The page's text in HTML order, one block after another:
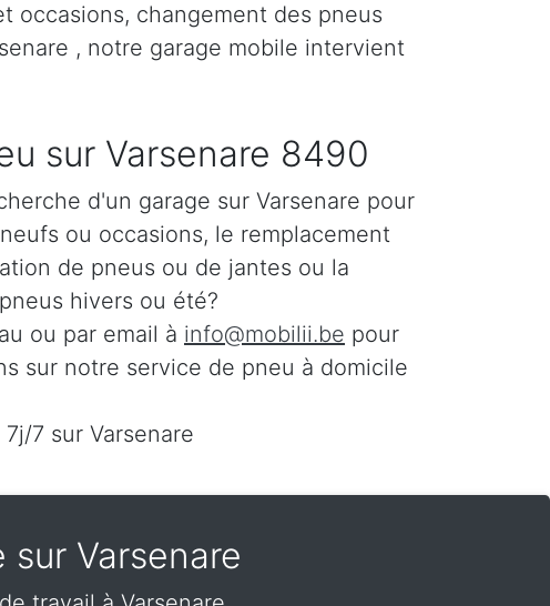
occasions, changement des pneus
, notre garage mobile intervient
sur Varsenare 8490
d'un garage sur Varsenare pour
ou occasions, le remplacement
de pneus ou de jantes ou la
hivers ou été?
ou par email à info@mobilii.be pour
sur notre service de pneu à domicile
7 sur Varsenare
Varsenare